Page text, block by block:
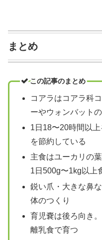
まとめ
この記事のまとめ
コアラはコアラ科
ーやウォンバット
1日18〜20時間以
を節約している
主食はユーカリの
1日500g〜1kg以上
鋭い爪・大きな鼻
体のつくり
育児嚢は後ろ向き
離乳食で育つ